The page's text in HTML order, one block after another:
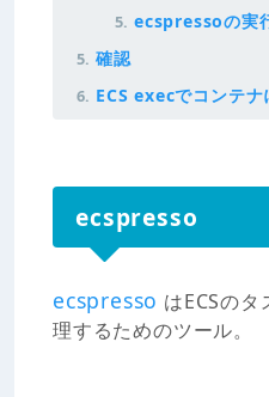
ecspressoの実
確認
ECS execでコンテナ
ecspresso
ecspresso はECSの
理するためのツール。